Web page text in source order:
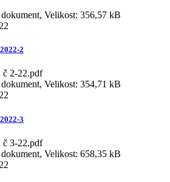
Velikost: 356,57 kB
2
č 2-22.pdf
Velikost: 354,71 kB
3
č 3-22.pdf
Velikost: 658,35 kB